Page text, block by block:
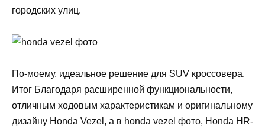
городских улиц.
По-моему, идеальное решение для SUV кроссовера.
Итог Благодаря расширенной функциональности,
отличным ходовым характеристикам и оригинальному
дизайну Honda Vezel, а в honda vezel фото, Honda HR-